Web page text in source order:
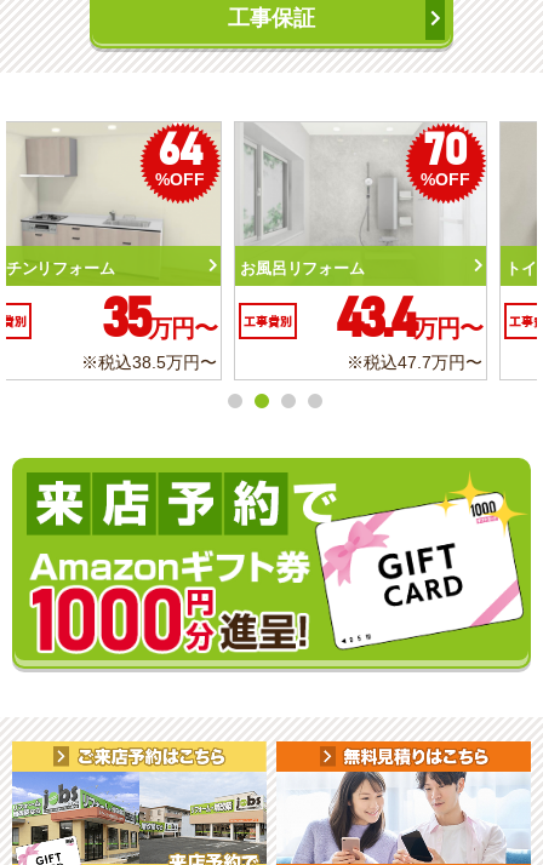
工事保証
50
%OFF
トイレリフォーム
工事費別 10.3万円〜
※税込11.3万円〜
56
%OFF
洗面化粧台リフォーム
工事費別 6.2万円〜
※税込6.8万円〜